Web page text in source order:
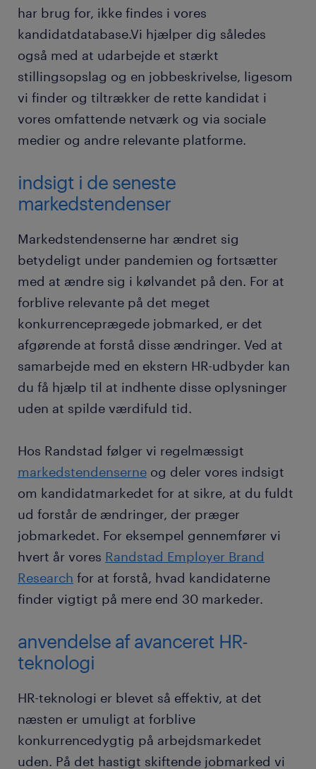
har brug for, ikke findes i vores
kandidatdatabase.Vi hjælper dig således
også med at udarbejde et stærkt
stillingsopslag og en jobbeskrivelse, ligesom
vi finder og tiltrækker de rette kandidat i
vores omfattende netværk og via sociale
medier og andre relevante platforme.
indsigt i de seneste
markedstendenser
Markedstendenserne har ændret sig
betydeligt under pandemien og fortsætter
med at ændre sig i kølvandet på den. For at
forblive relevante på det meget
konkurrenceprægede jobmarked, er det
afgørende at forstå disse ændringer. Ved at
samarbejde med en ekstern HR-udbyder kan
du få hjælp til at indhente disse oplysninger
uden at spilde værdifuld tid.
Hos Randstad følger vi regelmæssigt
markedstendenserne og deler vores indsigt
om kandidatmarkedet for at sikre, at du fuldt
ud forstår de ændringer, der præger
jobmarkedet. For eksempel gennemfører vi
hvert år vores Randstad Employer Brand
Research for at forstå, hvad kandidaterne
finder vigtigt på mere end 30 markeder.
anvendelse af avanceret HR-
teknologi
HR-teknologi er blevet så effektiv, at det
næsten er umuligt at forblive
konkurrencedygtig på arbejdsmarkedet
uden. På det hastigt skiftende jobmarked vi